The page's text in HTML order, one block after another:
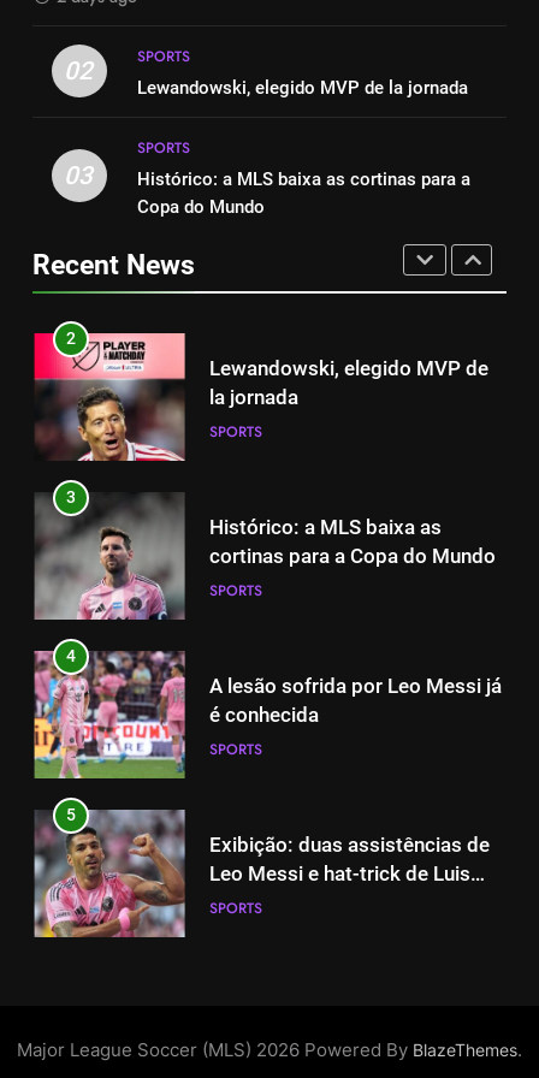
1
Lewandowski, elegido MVP de
3
Histórico: a MLS baixa as
cortinas para a Copa do Mundo
4
A lesão sofrida por Leo Messi já
é conhecida
5
Leo Messi e hat-trick de Luis
6
espanhola
A incrível raiva de Messi com os
02
SPORTS
Lewandowski, elegido MVP de la jornada
03
SPORTS
Histórico: a MLS baixa as cortinas para a
Copa do Mundo
Recent News
SPORTS
1
2
Lewandowski, elegido MVP de
la jornada
SPORTS
3
Histórico: a MLS baixa as
cortinas para a Copa do Mundo
SPORTS
4
A lesão sofrida por Leo Messi já
é conhecida
SPORTS
5
Exibição: duas assistências de
Leo Messi e hat-trick de Luis
Suárez
SPORTS
Major League Soccer (MLS) 2026 Powered By BlazeThemes.